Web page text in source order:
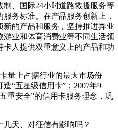
、国际24小时道路救援服务等
务标准。在产品服务创新上，
的产品和服务，坚持推进异业
业和体育消费业等不同生活领
人提供双重意义上的产品和功
量上占据行业的最大市场份
“五星级信用卡”；2007年9
重安全”的信用卡服务理念，巩
天、对征信有影响吗？